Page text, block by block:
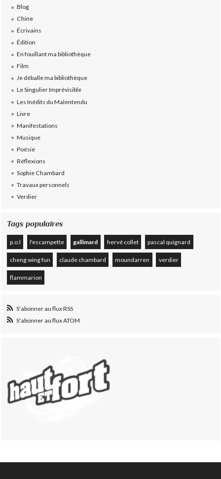
Blog
Chine
Écrivains
Édition
En fouillant ma bibliothèque
Film
Je déballe ma bibliothèque
Le Singulier Imprévisible
Les Inédits du Malentendu
Livre
Manifestations
Musique
Poésie
Réflexions
Sophie Chambard
Travaux personnels
Verdier
Tags populaires
p.o.l l'escampette gallimard hervé collet pascal quignard
cheng wing fun claude chambard moundarren verdier
flammarion
S'abonner au flux RSS
S'abonner au flux ATOM